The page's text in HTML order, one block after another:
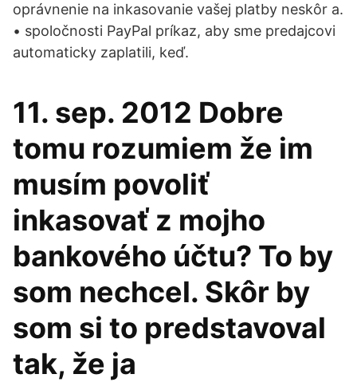
oprávnenie na inkasovanie vašej platby neskôr a.
• spoločnosti PayPal príkaz, aby sme predajcovi
automaticky zaplatili, keď.
11. sep. 2012 Dobre
tomu rozumiem že im
musím povoliť
inkasovať z mojho
bankového účtu? To by
som nechcel. Skôr by
som si to predstavoval
tak, že ja